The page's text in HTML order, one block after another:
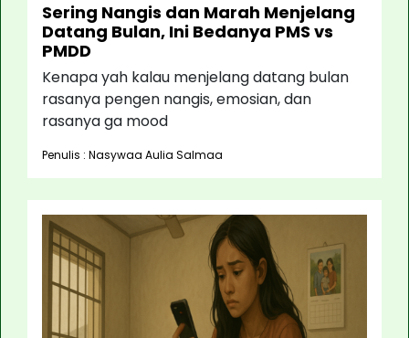
Sering Nangis dan Marah Menjelang
Datang Bulan, Ini Bedanya PMS vs
PMDD
Kenapa yah kalau menjelang datang bulan
rasanya pengen nangis, emosian, dan
rasanya ga mood
Penulis : Nasywaa Aulia Salmaa